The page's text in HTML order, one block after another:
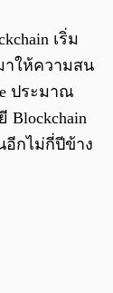
เริ่ม
าให้ความสน
ประมาณ
Blockchain
อีกไม่กี่ปีข้าง